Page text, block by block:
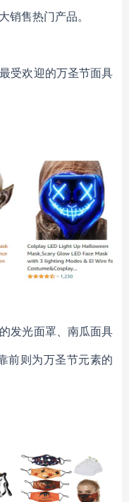
销售热门产品。
受欢迎的万圣节面具
发光面罩、南瓜面具
前则为万圣节元素的